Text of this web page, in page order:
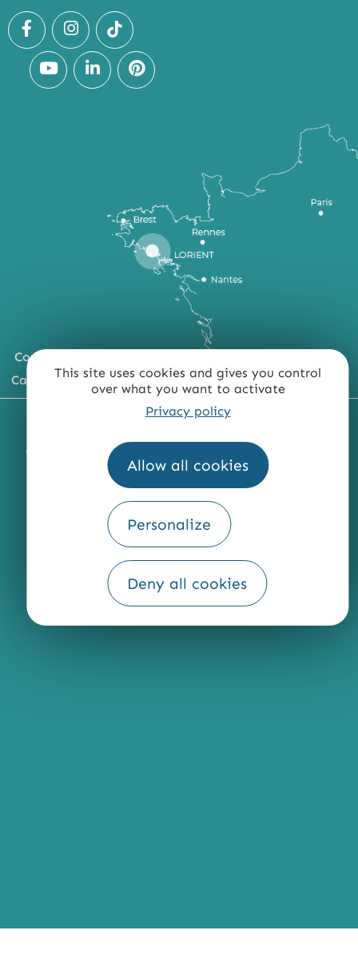
This site uses cookies and gives you control
over what you want to activate
Privacy policy
Allow all cookies
Personalize
Deny all cookies
Comment venir ?
Carte du territoire
MENTIONS LÉGALES PLAN DU SITE
ACCESSIBILITÉ : NON CONFORME PRESSE
Fourni par